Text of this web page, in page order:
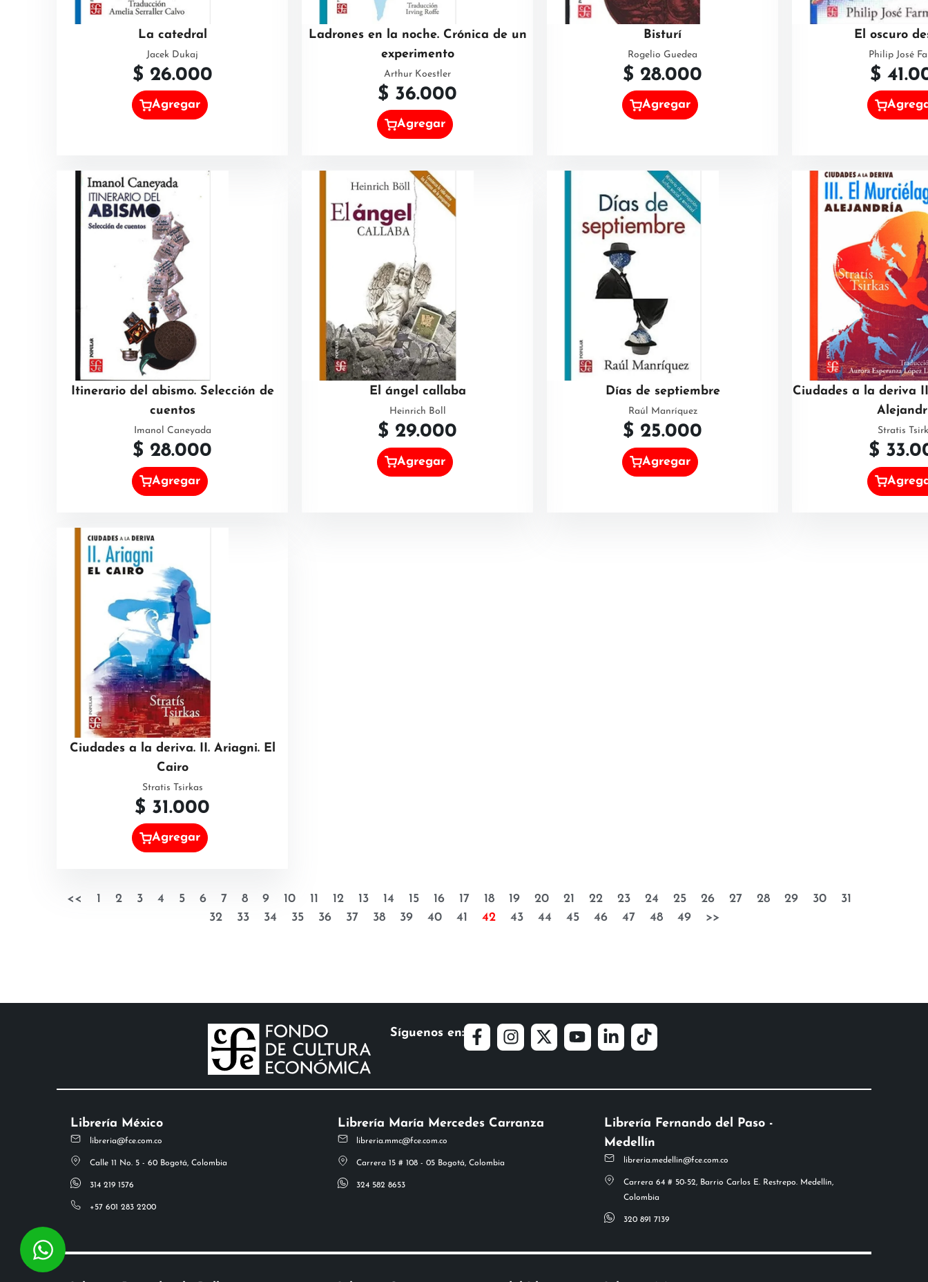
La catedral
Jacek Dukaj
$ 26.000
Agregar
Ladrones en la noche. Crónica de un
experimento
Arthur Koestler
$ 36.000
Agregar
Bisturí
Rogelio Guedea
$ 28.000
Agregar
El oscuro
Philip José
$
Itinerario del abismo. Selección de
cuentos
Imanol Caneyada
$ 28.000
Agregar
El ángel callaba
Heinrich Boll
$ 29.000
Agregar
Días de septiembre
Raúl Manríquez
$ 25.000
Agregar
Ciudades a la deriva
Stratis
$
Ciudades a la deriva. II. Ariagni. El
Cairo
Stratis Tsirkas
$ 31.000
Agregar
<< 1 2 3 4 5 6 7 8 9 10 11 12 13 14 15 16 17 18 19 20 21 22 23 24 25 26 27 28 29 30
31
32
33 34 35 36 37 38 39 40 41 42 43 44 45 46 47 48 49 >>
Síguenos en:
Librería México
libreria@fce.com.co
Calle 11 No. 5 - 60 Bogotá, Colombia
314 219 1576
+57 601 283 2200
Librería María Mercedes Carranza
libreria.mmc@fce.com.co
Carrera 15 # 108 - 05 Bogotá, Colombia
324 582 8653
Librería Fernando del Paso -
Medellín
libreria.medellin@fce.com.co
Carrera 64 # 50-52, Barrio Carlos E. Restrepo. Medellín,
Colombia
320 891 7139